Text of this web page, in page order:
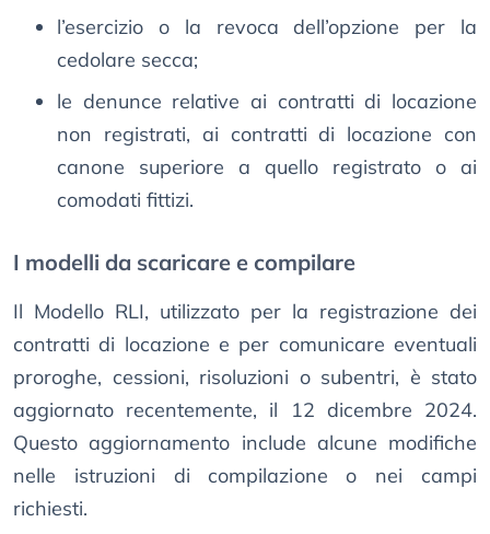
l’esercizio o la revoca dell’opzione per la
cedolare secca;
le denunce relative ai contratti di locazione
non registrati, ai contratti di locazione con
canone superiore a quello registrato o ai
comodati fittizi.
I modelli da scaricare e compilare
Il Modello RLI, utilizzato per la registrazione dei
contratti di locazione e per comunicare eventuali
proroghe, cessioni, risoluzioni o subentri, è stato
aggiornato recentemente, il 12 dicembre 2024.
Questo aggiornamento include alcune modifiche
nelle istruzioni di compilazione o nei campi
richiesti.